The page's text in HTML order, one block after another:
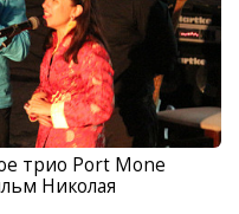
трио Port Mone
Николая